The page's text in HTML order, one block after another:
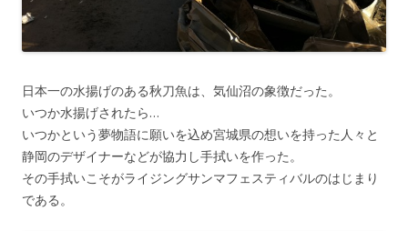
日本一の水揚げのある秋刀魚は、気仙沼の象徴だった。
いつか水揚げされたら…
いつかという夢物語に願いを込め宮城県の想いを持った人々と
静岡のデザイナーなどが協力し手拭いを作った。
その手拭いこそがライジングサンマフェスティバルのはじまり
である。